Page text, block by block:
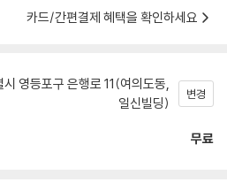
카드/간편결제 혜택을 확인하세요
시 영등포구 은행로 11(여의도동,
일신빌딩)
변경
무료